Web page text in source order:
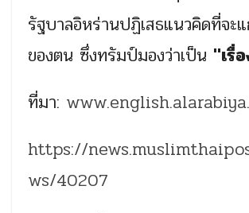
รัฐบาลอิหร่านปฏิเสธแนวคิดที่จะแ
ของตน ซึ่งทรัมป์มองว่าเป็น "เรื่
ที่มา:
https://
ws/40207